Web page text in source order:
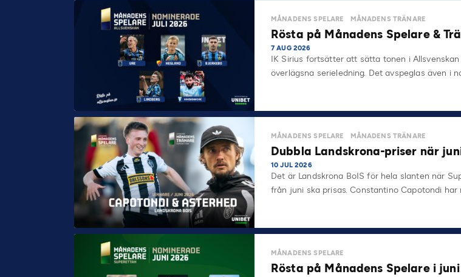
MÅNADENS SPELARE MÅNADENS TRÄNARE
Rösta på Månadens Spelare &
7 AUG 2026
IK Sirius fortsätter att sätta tonen i Allsvenskan
överlägsna serieledning. Det avspeglas även i
MÅNADENS SPELARE MÅNADENS TRÄNARE
Dubbla Landskrona-priser när
10 JUL 2026
Det är Landskrona BoIS för hela slanten när
från juni ska prisas. Constantino Capotondi har
MÅNADENS SPELARE
Rösta på Månadens Spelare i juni